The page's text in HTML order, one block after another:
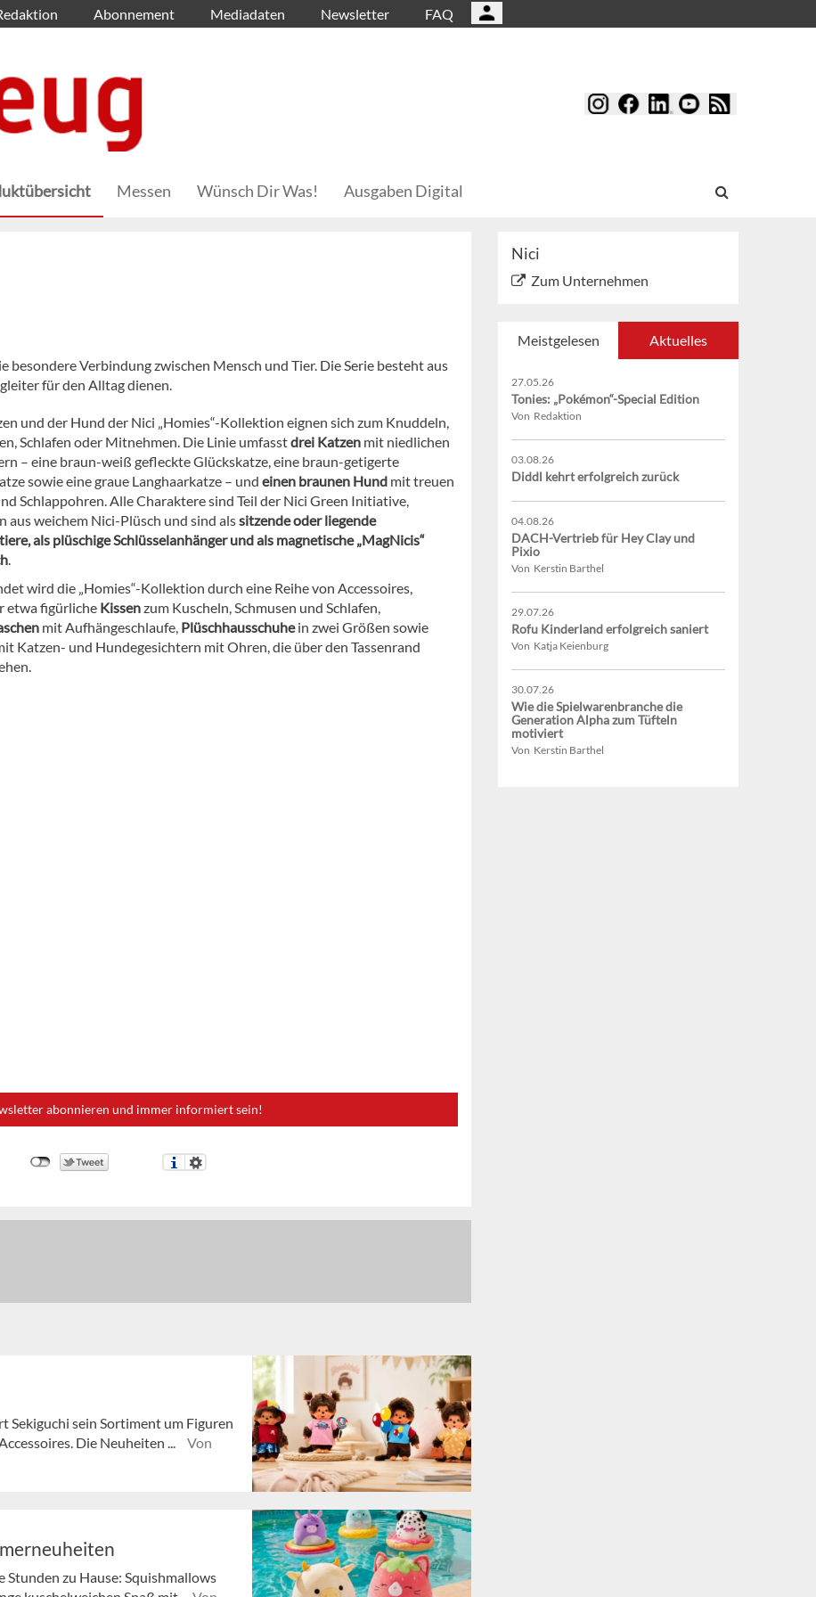
Abonnement Mediadaten Newsletter FAQ
Messen Wünsch Dir Was! Ausgaben Digital
Verbindung zwischen Mensch und Tier. Die Serie besteht aus
für den Alltag dienen.
und der Hund der Nici „Homies“-Kollektion eignen sich zum Knuddeln,
Schlafen oder Mitnehmen. Die Linie umfasstdrei Katzen mit niedlichen
– eine braun-weiß gefleckte Glückskatze, eine braun-getigerte
sowie eine graue Langhaarkatze – und einen braunen Hund mit treuen
Schlappohren. Alle Charaktere sind Teil der Nici Green Initiative,
aus weichem Nici-Plüsch und sind alssitzende oder liegende
als plüschige Schlüsselanhänger und als magnetische „MagNicis“
.
wird die „Homies“-Kollektion durch eine Reihe von Accessoires,
etwa figürliche Kissenzum Kuscheln, Schmusen und Schlafen,
mit Aufhängeschlaufe, Plüschhausschuhein zwei Größen sowie
Katzen- und Hundegesichtern mit Ohren, die über den Tassenrand
abonnieren und immer informiert sein!
sein Sortiment um Figuren
Die Neuheiten ...
Von
Stunden zu Hause: Squishmallows
Nici
Zum Unternehmen
Meistgelesen Aktuelles
27.05.26
Tonies: „Pokémon“-Special Edition
Von Redaktion
03.08.26
Diddl kehrt erfolgreich zurück
04.08.26
DACH-Vertrieb für Hey Clay und
Pixio
Von Kerstin Barthel
29.07.26
Rofu Kinderland erfolgreich saniert
Von Katja Keienburg
30.07.26
Wie die Spielwarenbranche die
Generation Alpha zum Tüfteln
motiviert
Von Kerstin Barthel